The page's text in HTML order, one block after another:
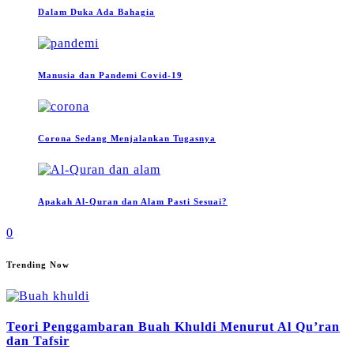
Dalam Duka Ada Bahagia
Manusia dan Pandemi Covid-19
Corona Sedang Menjalankan Tugasnya
Apakah Al-Quran dan Alam Pasti Sesuai?
0
Trending Now
Teori Penggambaran Buah Khuldi Menurut Al Qu’ran
dan Tafsir